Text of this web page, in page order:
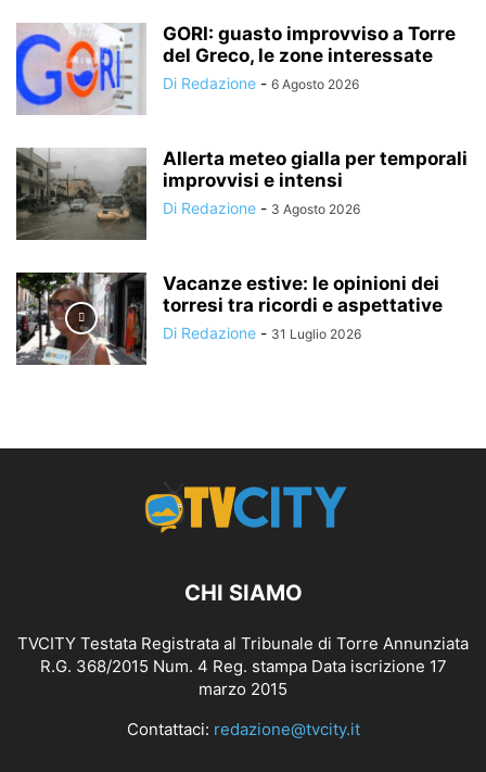
GORI: guasto improvviso a Torre
del Greco, le zone interessate
Di Redazione - 6 Agosto 2026
Allerta meteo gialla per temporali
improvvisi e intensi
Di Redazione - 3 Agosto 2026
Vacanze estive: le opinioni dei
torresi tra ricordi e aspettative
Di Redazione - 31 Luglio 2026
CHI SIAMO
TVCITY Testata Registrata al Tribunale di Torre Annunziata
R.G. 368/2015 Num. 4 Reg. stampa Data iscrizione 17
marzo 2015
Contattaci: redazione@tvcity.it